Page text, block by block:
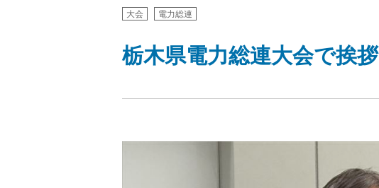
大会 電力総連
栃木県電力総連大会で挨拶